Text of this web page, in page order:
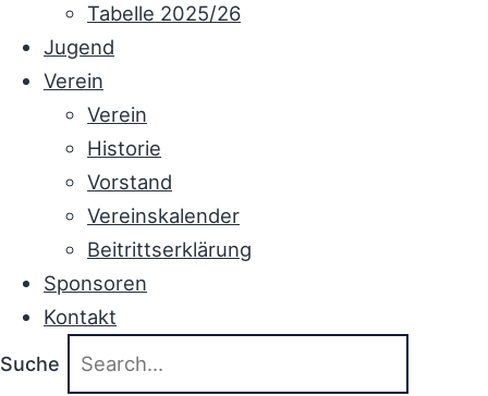
Tabelle 2025/26
Jugend
Verein
Verein
Historie
Vorstand
Vereinskalender
Beitrittserklärung
Sponsoren
Kontakt
Suche